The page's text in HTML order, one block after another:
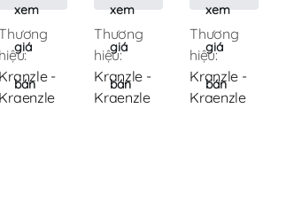
xem
giá
bán
hiệu:
Kranzle -
Kraenzle
xem
giá
bán
Thương
hiệu:
Kranzle -
Kraenzle
xem
giá
bán
Thương
hiệu:
Kranzle -
Kraenzle